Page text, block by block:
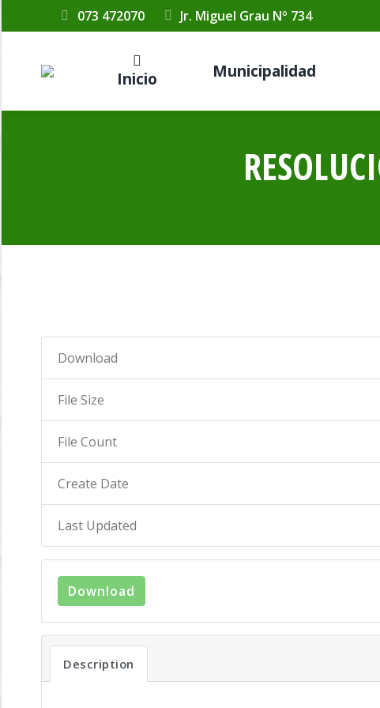
073 472070 Jr. Miguel Grau Nº 734
Inicio Municipalidad
Download
File Size
File Count
Create Date
Last Updated
Download
Description